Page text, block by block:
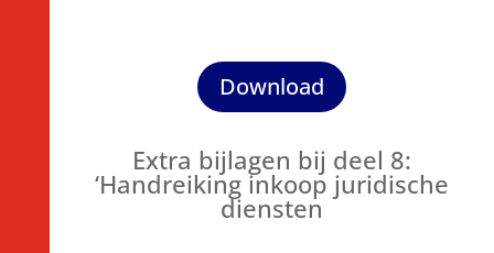
Download
Extra bijlagen bij deel 8:
‘Handreiking inkoop juridische
diensten